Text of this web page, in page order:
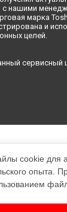
с нашими
марка
и
целей.
сервисный
cookie для
опыта.